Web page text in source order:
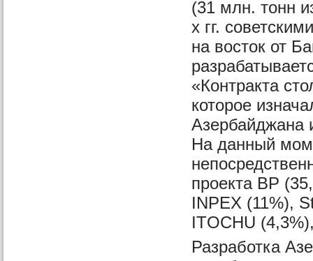
(31 млн. тонн
х гг.
на восток от
«Контракта
которое
Азербайджана
На данный
проекта BP
INPEX (11%),
ITOCHU
Разработка